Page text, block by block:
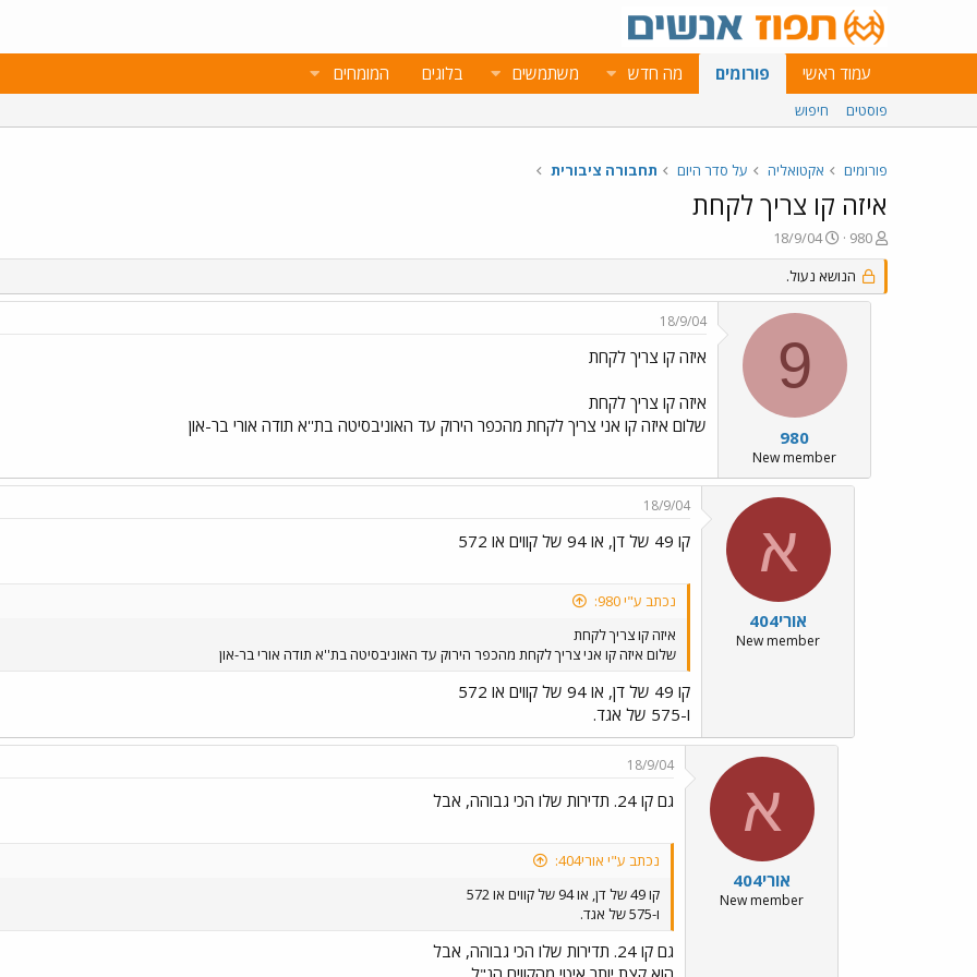
עמוד ראשי פורומים מה חדש משתמשים בלוגים המומחים
פוסטים חיפוש
פורומים אקטואליה על סדר היום תחבורה ציבורית
איזה קו צריך לקחת
פ
ו
ת
ח
980
פ
ו
ר
ס
ם
י
18/9/04
הנושא נעול.
9
980
New member
18/9/04
איזה קו צריך לקחת
איזה קו צריך לקחת
שלום איזה קו אני צריך לקחת מהכפר הירוק עד האוניבסיטה בת''א תודה אורי בר-און
א
אורי404
New member
18/9/04
קו 49 של דן, או 94 של קווים או 572
נכתב ע"י 980:
איזה קו צריך לקחת
שלום איזה קו אני צריך לקחת מהכפר הירוק עד האוניבסיטה בת''א תודה אורי בר-און
קו 49 של דן, או 94 של קווים או 572
ו-575 של אגד.
א
אורי404
New member
18/9/04
גם קו 24. תדירות שלו הכי גבוהה, אבל
נכתב ע"י אורי404:
קו 49 של דן, או 94 של קווים או 572
ו-575 של אגד.
גם קו 24. תדירות שלו הכי גבוהה, אבל